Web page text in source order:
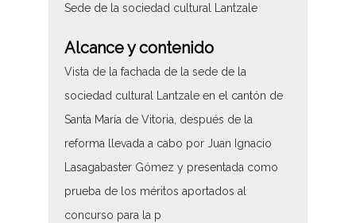
Sede de la sociedad cultural Lantzale
Alcance y contenido
Vista de la fachada de la sede de la
sociedad cultural Lantzale en el cantón de
Santa María de Vitoria, después de la
reforma llevada a cabo por Juan Ignacio
Lasagabaster Gómez y presentada como
prueba de los méritos aportados al
concurso para la p